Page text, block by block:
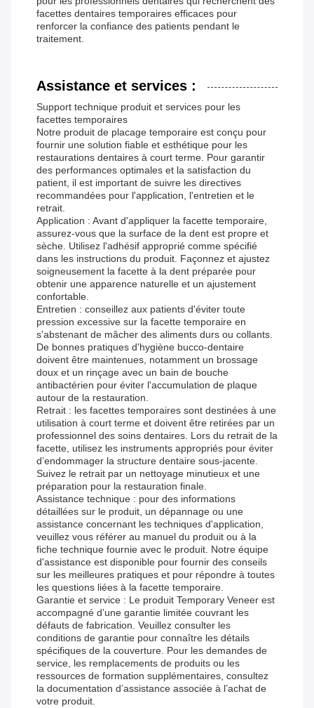
facettes dentaires temporaires efficaces pour
renforcer la confiance des patients pendant le
traitement.
Assistance et services :
Support technique produit et services pour les
facettes temporaires
Notre produit de placage temporaire est conçu pour
fournir une solution fiable et esthétique pour les
restaurations dentaires à court terme. Pour garantir
des performances optimales et la satisfaction du
patient, il est important de suivre les directives
recommandées pour l'application, l'entretien et le
retrait.
Application : Avant d'appliquer la facette temporaire,
assurez-vous que la surface de la dent est propre et
sèche. Utilisez l'adhésif approprié comme spécifié
dans les instructions du produit. Façonnez et ajustez
soigneusement la facette à la dent préparée pour
obtenir une apparence naturelle et un ajustement
confortable.
Entretien : conseillez aux patients d'éviter toute
pression excessive sur la facette temporaire en
s'abstenant de mâcher des aliments durs ou collants.
De bonnes pratiques d'hygiène bucco-dentaire
doivent être maintenues, notamment un brossage
doux et un rinçage avec un bain de bouche
antibactérien pour éviter l'accumulation de plaque
autour de la restauration.
Retrait : les facettes temporaires sont destinées à une
utilisation à court terme et doivent être retirées par un
professionnel des soins dentaires. Lors du retrait de la
facette, utilisez les instruments appropriés pour éviter
d’endommager la structure dentaire sous-jacente.
Suivez le retrait par un nettoyage minutieux et une
préparation pour la restauration finale.
Assistance technique : pour des informations
détaillées sur le produit, un dépannage ou une
assistance concernant les techniques d'application,
veuillez vous référer au manuel du produit ou à la
fiche technique fournie avec le produit. Notre équipe
d'assistance est disponible pour fournir des conseils
sur les meilleures pratiques et pour répondre à toutes
les questions liées à la facette temporaire.
Garantie et service : Le produit Temporary Veneer est
accompagné d’une garantie limitée couvrant les
défauts de fabrication. Veuillez consulter les
conditions de garantie pour connaître les détails
spécifiques de la couverture. Pour les demandes de
service, les remplacements de produits ou les
ressources de formation supplémentaires, consultez
la documentation d’assistance associée à l’achat de
votre produit.